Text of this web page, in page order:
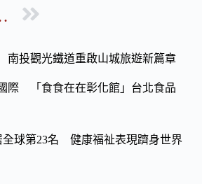
b
o
k
p
Li
n
投觀光鐵道重啟山城旅遊新篇章
際 「食食在在彰化館」台北食品
全球第23名 健康福祉表現躋身世界